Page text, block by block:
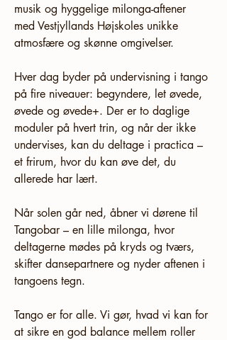
musik og hyggelige milonga-aftener
med Vestjyllands Højskoles unikke
atmosfære og skønne omgivelser.
Hver dag byder på undervisning i tango
på fire niveauer: begyndere, let øvede,
øvede og øvede+. Der er to daglige
moduler på hvert trin, og når der ikke
undervises, kan du deltage i practica –
et frirum, hvor du kan øve det, du
allerede har lært.
Når solen går ned, åbner vi dørene til
Tangobar – en lille milonga, hvor
deltagerne mødes på kryds og tværs,
skifter dansepartnere og nyder aftenen i
tangoens tegn.
Tango er for alle. Vi gør, hvad vi kan for
at sikre en god balance mellem roller